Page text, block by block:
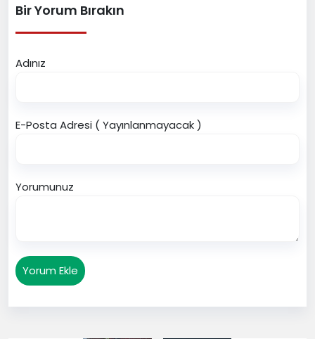
Bir Yorum Bırakın
Adınız
E-Posta Adresi ( Yayınlanmayacak )
Yorumunuz
Yorum Ekle